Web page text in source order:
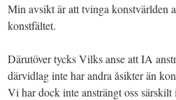
Min avsikt är att tvinga konstvärlden
konstfältet.
Därutöver tycks Vilks anse att IA
därvidlag inte har andra åsikter än
Vi har dock inte ansträngt oss